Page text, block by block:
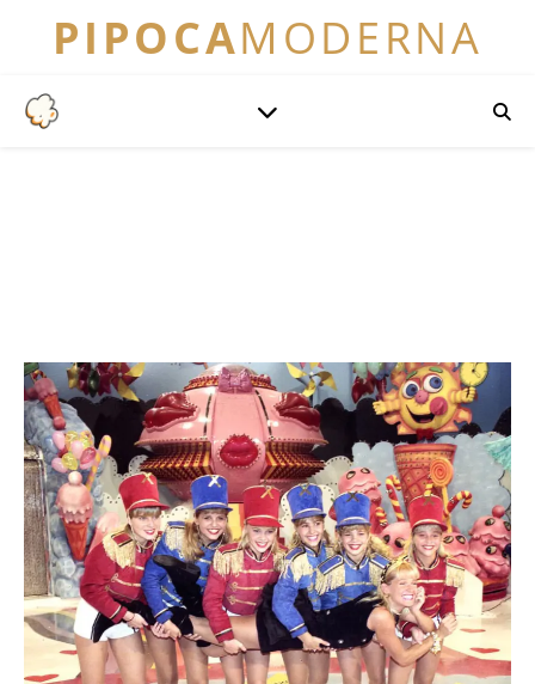
PIPOCAMODERNA